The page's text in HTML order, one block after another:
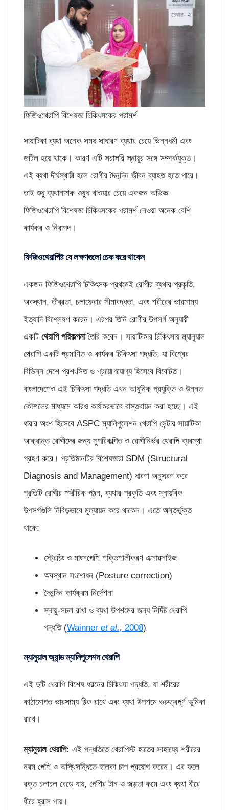
ফিজিওথেরাপি বিশেষজ্ঞ চিকিৎসকের পরামর্শ
সায়াটিকা ব্যথা অনেক সময় সাধারণ ব্যথার চেয়ে ভিন্নধর্মী এবং
জটিল হয়ে থাকে। কারণ এটি সরাসরি স্নায়ুর সঙ্গে সম্পর্কযুক্ত।
এই ব্যথা দীর্ঘস্থায়ী হলে রোগীর দৈনন্দিন জীবন ব্যাহত হতে পারে।
তাই শুধু ব্যথানাশক ওষুধ খাওয়ার চেয়ে একজন অভিজ্ঞ
ফিজিওথেরাপি বিশেষজ্ঞ চিকিৎসকের পরামর্শ নেওয়া অনেক বেশি
কার্যকর ও নিরাপদ।
ফিজিওথেরাপিষ্ট যে লক্ষণগুলো চেক করে থাকেন
একজন ফিজিওথেরাপি চিকিৎসক প্রথমেই রোগীর ব্যথার প্রকৃতি,
অবস্থান, তীব্রতা, চলাফেরার সীমাবদ্ধতা, এবং শরীরের ভারসাম্য
ইত্যাদি বিশ্লেষণ করেন। এরপর তিনি রোগীর উপসর্গ অনুযায়ী
একটি থেরাপি পরিকল্পনাতৈরি করেন। সায়াটিকার চিকিৎসায় ম্যানুয়াল
থেরাপি একটি প্রমাণিত ও কার্যকর চিকিৎসা পদ্ধতি, যা বিশ্বের
বিভিন্ন দেশে প্রশংসিত ও প্রয়োগযোগ্য হিসেবে বিবেচিত।
বাংলাদেশেও এই চিকিৎসা পদ্ধতি এখন আধুনিক প্রযুক্তি ও উন্নত
কৌশলের মাধ্যমে আরও কার্যকরভাবে বাস্তবায়ন করা হচ্ছে। এই
ধারার অংশ হিসেবে ASPC ম্যানিপুলেশন থেরাপি সেন্টার সায়াটিকা
আক্রান্ত রোগীদের জন্য সুপরিকল্পিত ও রোগীনির্ভর থেরাপি ব্যবস্থা
গ্রহণ করে। প্রতিষ্ঠানটির বিশেষজ্ঞরা SDM (Structural
Diagnosis and Management) ধারণা অনুসরণ করে
প্রতিটি রোগীর শারীরিক গঠন, ব্যথার প্রকৃতি এবং স্নায়বিক
উপসর্গগুলি নিবিড়ভাবে মূল্যায়ন করে থাকেন। এতে অন্তর্ভুক্ত
থাকে:
স্ট্রেচিং ও মাংসপেশি শক্তিশালীকরণ এক্সারসাইজ
অবস্থান সংশোধন (Posture correction)
দৈনন্দিন কার্যক্রম নির্দেশনা
স্নায়ু-সচল রাখা ও ব্যথা উপশমের জন্য নির্দিষ্ট থেরাপি
পদ্ধতি (Wainner et al., 2008)
ম্যানুয়াল অ্যান্ড ম্যানিপুলেশন থেরাপি
এই দুটি থেরাপি বিশেষ ধরনের চিকিৎসা পদ্ধতি, যা শরীরের
কাঠামোগত ভারসাম্য ঠিক রাখে এবং ব্যথা উপশমে গুরুত্বপূর্ণ ভূমিকা
রাখে।
ম্যানুয়াল থেরাপি: এই পদ্ধতিতে থেরাপিস্ট হাতের সাহায্যে শরীরের
নরম পেশি ও অস্থিসন্ধিতে হালকা চাপ প্রয়োগ করেন। এর ফলে
রক্ত চলাচল বেড়ে যায়, পেশির টান ও জড়তা কমে এবং ব্যথা ধীরে
ধীরে হ্রাস পায়।